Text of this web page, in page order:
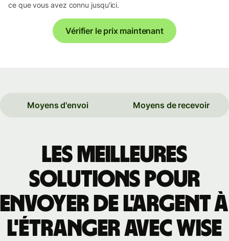
ce que vous avez connu jusqu'ici.
Vérifier le prix maintenant
Moyens d'envoi Moyens de recevoir
Les meilleures
solutions pour
envoyer de l'argent à
l'étranger avec Wise